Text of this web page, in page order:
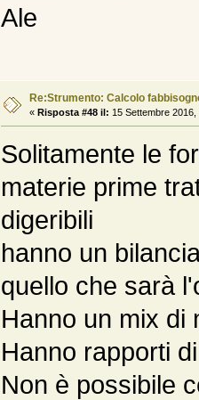
Ale
Re:Strumento: Calcolo
« Risposta #48 il: 15 Settembre 2016,
Solitamente le
materie prime
digeribili
hanno un
quello che sarà
Hanno un mix di
Hanno rapporti
Non è possibile